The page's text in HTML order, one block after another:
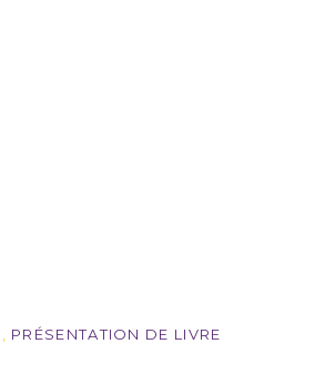
PRÉSENTATION DE LIVRE